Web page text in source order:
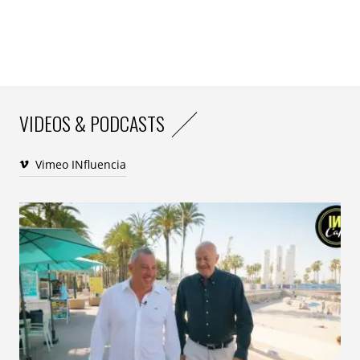
L’année 2022 risque d’être celle du premier recul
depuis plusieurs décennies du nombre de personnes
ayant accès à l’électricité. Aujourd’hui, la guerre en
Ukraine se conjugue à la récurrence des chocs
climatiques pour renchérir les denrées de base qui
VIDEOS & PODCASTS
Vimeo INfluencia